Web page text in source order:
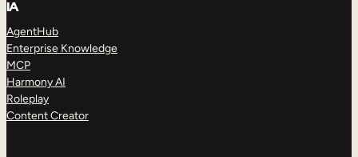
IA
AgentHub
Enterprise Knowledge
MCP
Harmony AI
Roleplay
Content Creator